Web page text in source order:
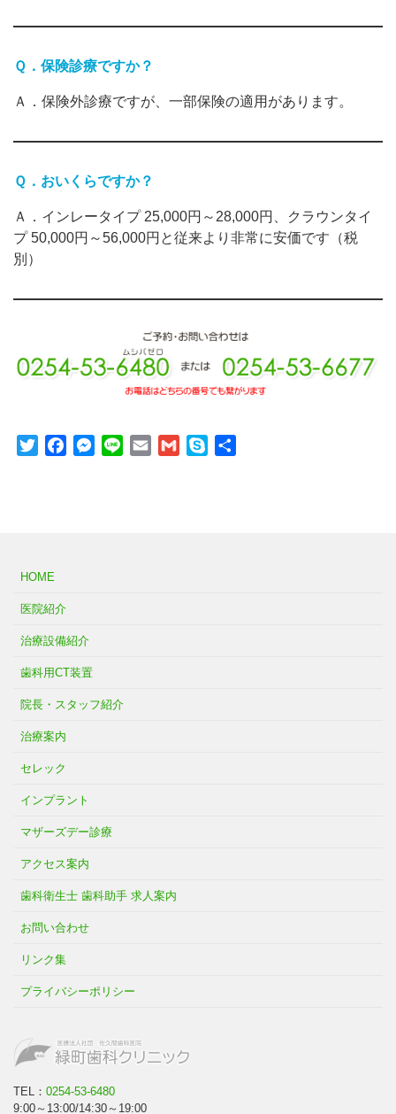
Ｑ．保険診療ですか？
Ａ．保険外診療ですが、一部保険の適用があります。
Ｑ．おいくらですか？
Ａ．インレータイプ 25,000円～28,000円、クラウンタイ
プ 50,000円～56,000円と従来より非常に安価です（税
別）
TwitterFacebookMessenger
Line Email Gmail Skype
HOME
医院紹介
治療設備紹介
歯科用CT装置
院長・スタッフ紹介
治療案内
セレック
インプラント
マザーズデー診療
アクセス案内
歯科衛生士 歯科助手 求人案内
お問い合わせ
リンク集
プライバシーポリシー
TEL： 0254-53-6480
9:00～13:00/14:30～19:00